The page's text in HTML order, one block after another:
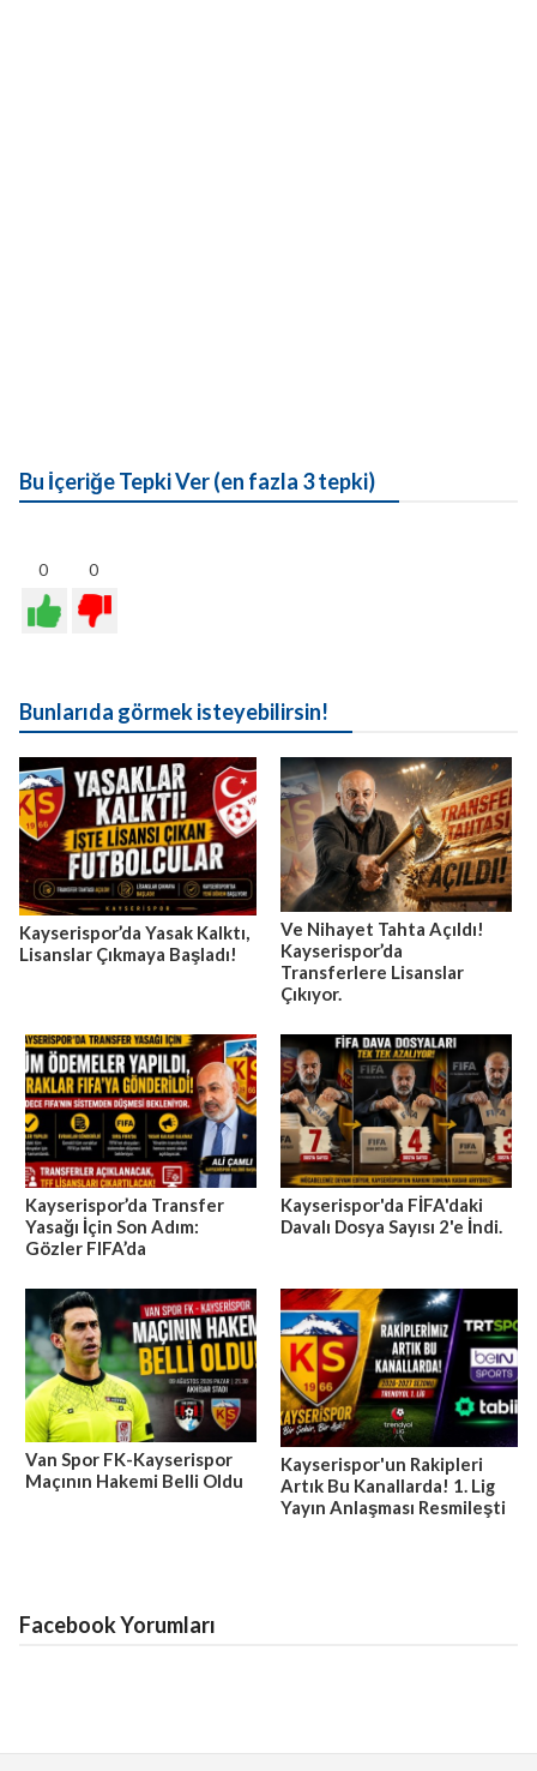
Bu İçeriğe Tepki Ver (en fazla 3 tepki)
0 0
Bunlarıda görmek isteyebilirsin!
Kayserispor’da Yasak Kalktı,
Lisanslar Çıkmaya Başladı!
Ve Nihayet Tahta Açıldı!
Kayserispor’da
Transferlere Lisanslar
Çıkıyor.
Kayserispor’da Transfer
Yasağı İçin Son Adım:
Gözler FIFA’da
Kayserispor'da FİFA'daki
Davalı Dosya Sayısı 2'e İndi.
Van Spor FK-Kayserispor
Maçının Hakemi Belli Oldu
Kayserispor'un Rakipleri
Artık Bu Kanallarda! 1. Lig
Yayın Anlaşması Resmileşti
Facebook Yorumları